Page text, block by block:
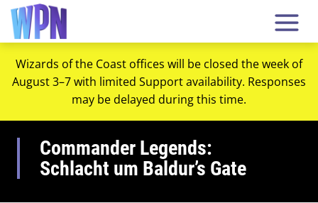
Wizards of the Coast offices will be closed the week of
August 3–7 with limited Support availability. Responses
may be delayed during this time.
Commander Legends:
Schlacht um Baldur’s Gate